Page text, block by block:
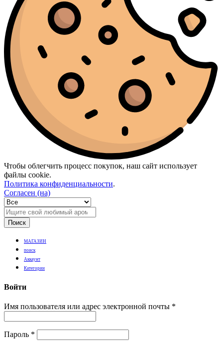
Чтобы облегчить процесс покупок, наш сайт использует
файлы cookie.
Политика конфиденциальности.
Согласен (на)
Поиск
МАГАЗИН
поиск
Аккаунт
Категории
Войти
Имя пользователя или адрес электронной почты *
Пароль *